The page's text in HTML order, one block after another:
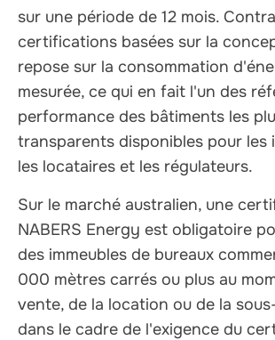
sur une période de 12 mois.
certifications basées sur la
repose sur la consommation
mesurée, ce qui en fait l'un des
performance des bâtiments les
transparents disponibles pour les
les locataires et les régulateurs.
Sur le marché australien, une
NABERS Energy est obligatoire
des immeubles de bureaux
000 mètres carrés ou plus au
vente, de la location ou de la
dans le cadre de l'exigence du